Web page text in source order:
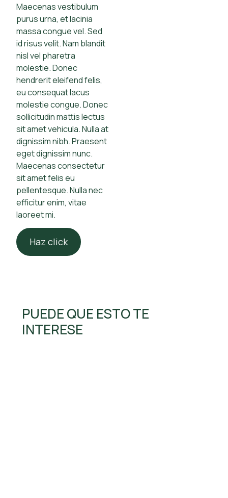
Maecenas vestibulum
purus urna, et lacinia
massa congue vel. Sed
id risus velit. Nam blandit
nisl vel pharetra
molestie. Donec
hendrerit eleifend felis,
eu consequat lacus
molestie congue. Donec
sollicitudin mattis lectus
sit amet vehicula. Nulla at
dignissim nibh. Praesent
eget dignissim nunc.
Maecenas consectetur
sit amet felis eu
pellentesque. Nulla nec
efficitur enim, vitae
laoreet mi.
Haz click
PUEDE QUE ESTO TE
INTERESE